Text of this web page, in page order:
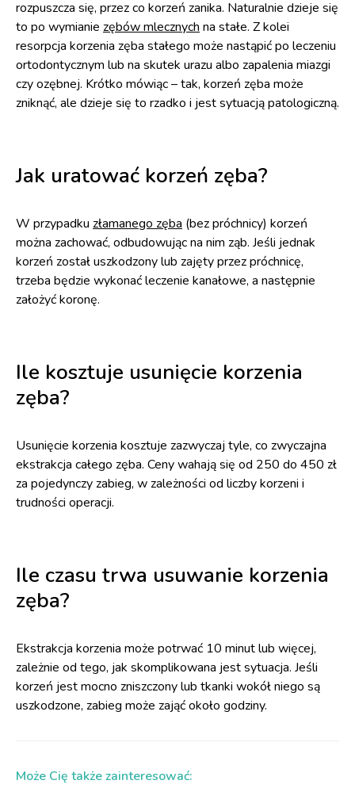
rozpuszcza się, przez co korzeń zanika. Naturalnie dzieje się
to po wymianie zębów mlecznych na stałe. Z kolei
resorpcja korzenia zęba stałego może nastąpić po leczeniu
ortodontycznym lub na skutek urazu albo zapalenia miazgi
czy ozębnej. Krótko mówiąc – tak, korzeń zęba może
zniknąć, ale dzieje się to rzadko i jest sytuacją patologiczną.
Jak uratować korzeń zęba?
W przypadku złamanego zęba (bez próchnicy) korzeń
można zachować, odbudowując na nim ząb. Jeśli jednak
korzeń został uszkodzony lub zajęty przez próchnicę,
trzeba będzie wykonać leczenie kanałowe, a następnie
założyć koronę.
Ile kosztuje usunięcie korzenia
zęba?
Usunięcie korzenia kosztuje zazwyczaj tyle, co zwyczajna
ekstrakcja całego zęba. Ceny wahają się od 250 do 450 zł
za pojedynczy zabieg, w zależności od liczby korzeni i
trudności operacji.
Ile czasu trwa usuwanie korzenia
zęba?
Ekstrakcja korzenia może potrwać 10 minut lub więcej,
zależnie od tego, jak skomplikowana jest sytuacja. Jeśli
korzeń jest mocno zniszczony lub tkanki wokół niego są
uszkodzone, zabieg może zająć około godziny.
Może Cię także zainteresować: